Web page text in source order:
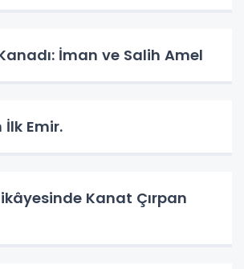
İman ve Salih Amel
İlk Emir.
Kanat Çırpan